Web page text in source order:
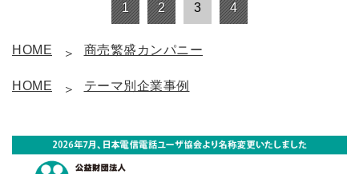
1 2 3 4
HOME 商売繁盛カンパニー
HOME テーマ別企業事例